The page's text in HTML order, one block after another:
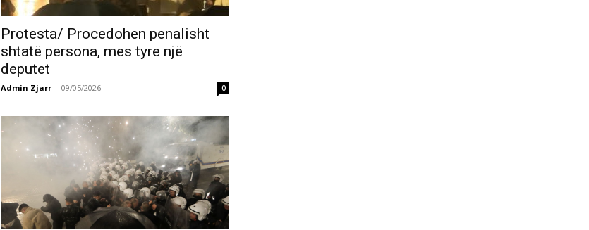
Protesta/ Procedohen penalisht
shtatë persona, mes tyre një
deputet
Admin Zjarr - 09/05/2026 0